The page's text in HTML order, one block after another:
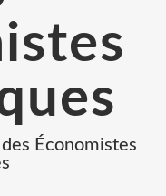
Économistes